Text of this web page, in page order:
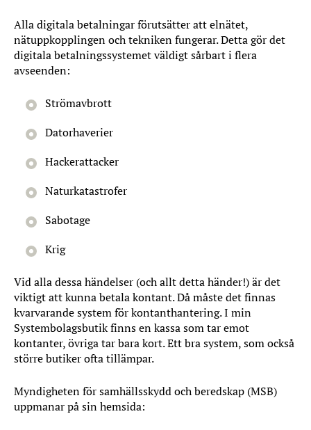
Alla digitala betalningar förutsätter att elnätet,
nätuppkopplingen och tekniken fungerar. Detta gör det
digitala betalningssystemet väldigt sårbart i flera
avseenden:
Strömavbrott
Datorhaverier
Hackerattacker
Naturkatastrofer
Sabotage
Krig
Vid alla dessa händelser (och allt detta händer!) är det
viktigt att kunna betala kontant. Då måste det finnas
kvarvarande system för kontanthantering. I min
Systembolagsbutik finns en kassa som tar emot
kontanter, övriga tar bara kort. Ett bra system, som också
större butiker ofta tillämpar.
Myndigheten för samhällsskydd och beredskap (MSB)
uppmanar på sin hemsida: